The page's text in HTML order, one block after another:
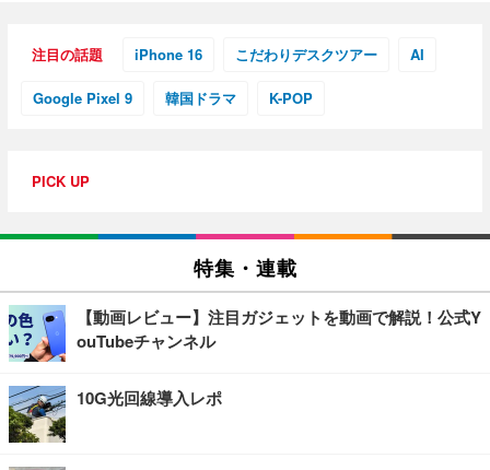
注目の話題 iPhone 16 こだわりデスクツアー AI
Google Pixel 9 韓国ドラマ K-POP
PICK UP
特集・連載
【動画レビュー】注目ガジェットを動画で解説！公式Y
ouTubeチャンネル
10G光回線導入レポ